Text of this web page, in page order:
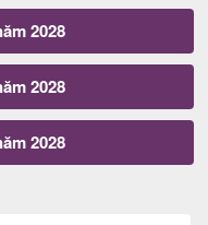
2028
2028
2028